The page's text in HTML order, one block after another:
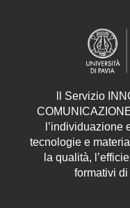
Servizio
l’individuazione
tecnologie e
la qualità,
formativi di